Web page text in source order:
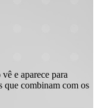
vê e aparece para
que combinam com os